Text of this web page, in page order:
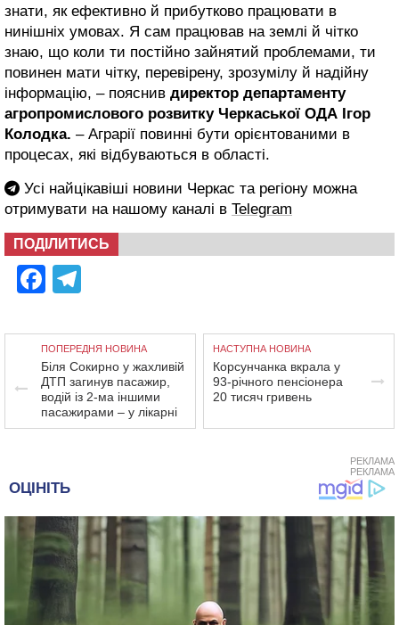
знати, як ефективно й прибутково працювати в
нинішніх умовах. Я сам працював на землі й чітко
знаю, що коли ти постійно зайнятий проблемами, ти
повинен мати чітку, перевірену, зрозумілу й надійну
інформацію, – пояснив директор департаменту
агропромислового розвитку Черкаської ОДА Ігор
Колодка. – Аграрії повинні бути орієнтованими в
процесах, які відбуваються в області.
Усі найцікавіші новини Черкас та регіону можна
отримувати на нашому каналі в Telegram
ПОДІЛИТИСЬ
Facebook
ПОПЕРЕДНЯ НОВИНА
Біля Сокирно у жахливій
ДТП загинув пасажир,
водій із 2-ма іншими
пасажирами – у лікарні
НАСТУПНА НОВИНА
Корсунчанка вкрала у
93-річного пенсіонера
20 тисяч гривень
РЕКЛАМА
РЕКЛАМА